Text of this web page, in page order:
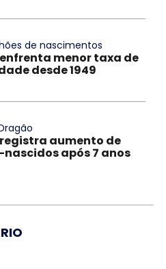
de nascimentos
menor taxa de
desde 1949
aumento de
após 7 anos